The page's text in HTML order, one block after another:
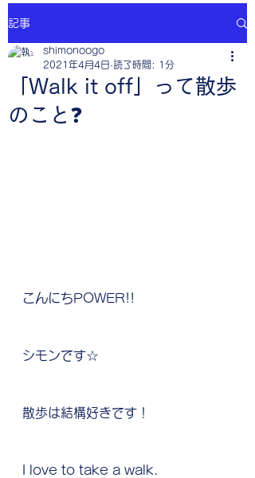
記事
「Walk it off」って散歩
のこと❓
shimonoogo
2021年4月4日 読了時間: 1分
こんにちPOWER!!
シモンです☆
散歩は結構好きです！
I love to take a walk.